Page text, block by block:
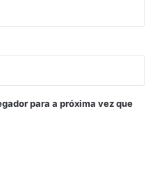
para a próxima vez que